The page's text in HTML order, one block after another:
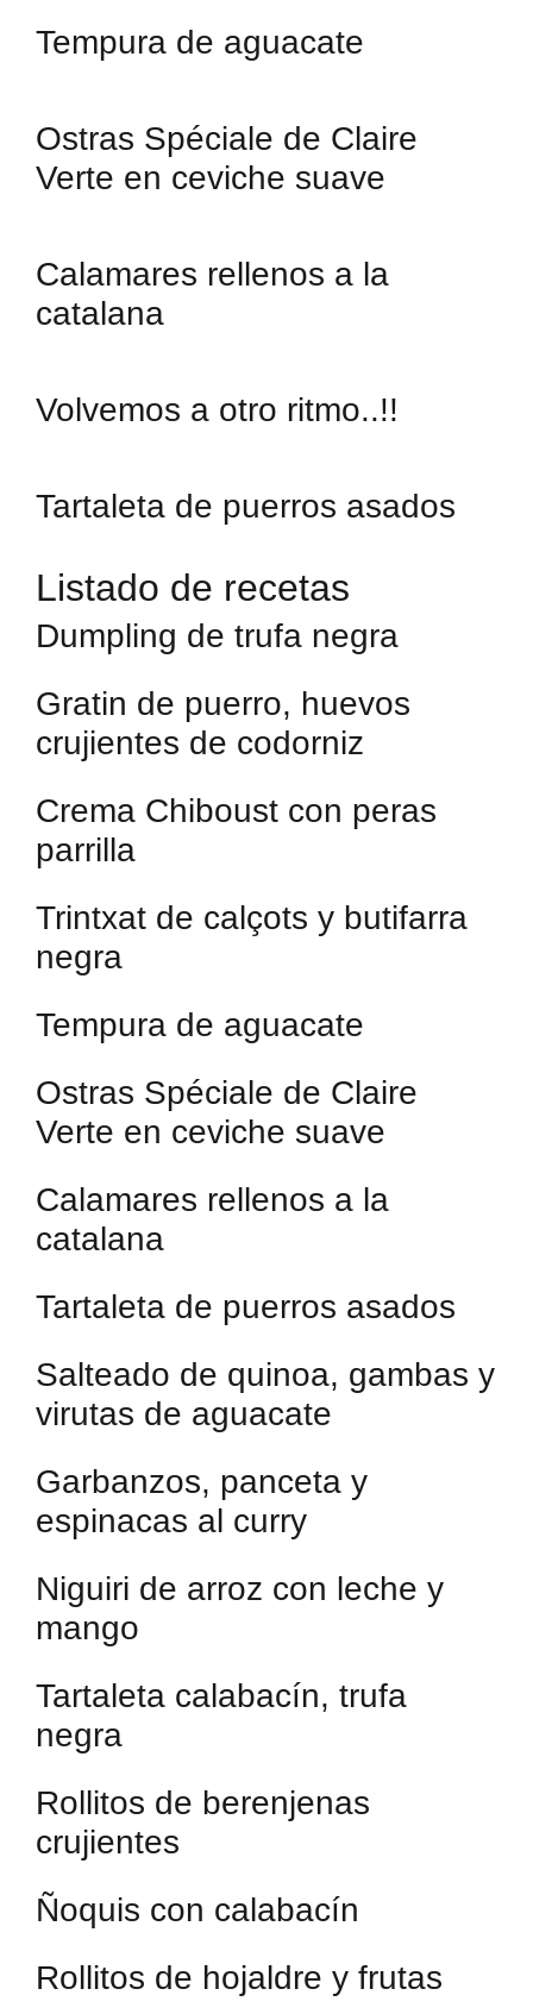
Tempura de aguacate
Ostras Spéciale de Claire
Verte en ceviche suave
Calamares rellenos a la
catalana
Volvemos a otro ritmo..!!
Tartaleta de puerros asados
Listado de recetas
Dumpling de trufa negra
Gratin de puerro, huevos
crujientes de codorniz
Crema Chiboust con peras
parrilla
Trintxat de calçots y butifarra
negra
Tempura de aguacate
Ostras Spéciale de Claire
Verte en ceviche suave
Calamares rellenos a la
catalana
Tartaleta de puerros asados
Salteado de quinoa, gambas y
virutas de aguacate
Garbanzos, panceta y
espinacas al curry
Niguiri de arroz con leche y
mango
Tartaleta calabacín, trufa
negra
Rollitos de berenjenas
crujientes
Ñoquis con calabacín
Rollitos de hojaldre y frutas